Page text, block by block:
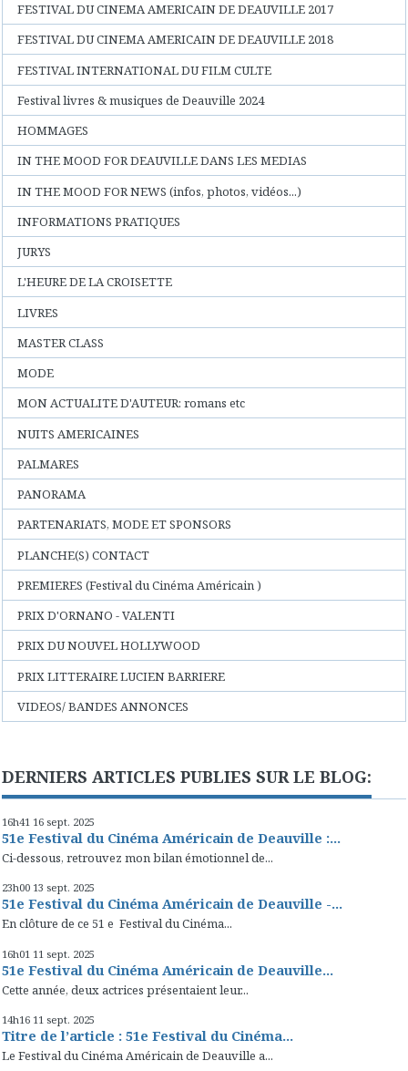
FESTIVAL DU CINEMA AMERICAIN DE DEAUVILLE 2017
FESTIVAL DU CINEMA AMERICAIN DE DEAUVILLE 2018
FESTIVAL INTERNATIONAL DU FILM CULTE
Festival livres & musiques de Deauville 2024
HOMMAGES
IN THE MOOD FOR DEAUVILLE DANS LES MEDIAS
IN THE MOOD FOR NEWS (infos, photos, vidéos...)
INFORMATIONS PRATIQUES
JURYS
L'HEURE DE LA CROISETTE
LIVRES
MASTER CLASS
MODE
MON ACTUALITE D'AUTEUR: romans etc
NUITS AMERICAINES
PALMARES
PANORAMA
PARTENARIATS, MODE ET SPONSORS
PLANCHE(S) CONTACT
PREMIERES (Festival du Cinéma Américain )
PRIX D'ORNANO - VALENTI
PRIX DU NOUVEL HOLLYWOOD
PRIX LITTERAIRE LUCIEN BARRIERE
VIDEOS/ BANDES ANNONCES
DERNIERS ARTICLES PUBLIES SUR LE BLOG:
16h41 16 sept. 2025
51e Festival du Cinéma Américain de Deauville :...
Ci-dessous, retrouvez mon bilan émotionnel de...
23h00 13 sept. 2025
51e Festival du Cinéma Américain de Deauville -...
En clôture de ce 51 e Festival du Cinéma...
16h01 11 sept. 2025
51e Festival du Cinéma Américain de Deauville...
Cette année, deux actrices présentaient leur...
14h16 11 sept. 2025
Titre de l’article : 51e Festival du Cinéma...
Le Festival du Cinéma Américain de Deauville a...